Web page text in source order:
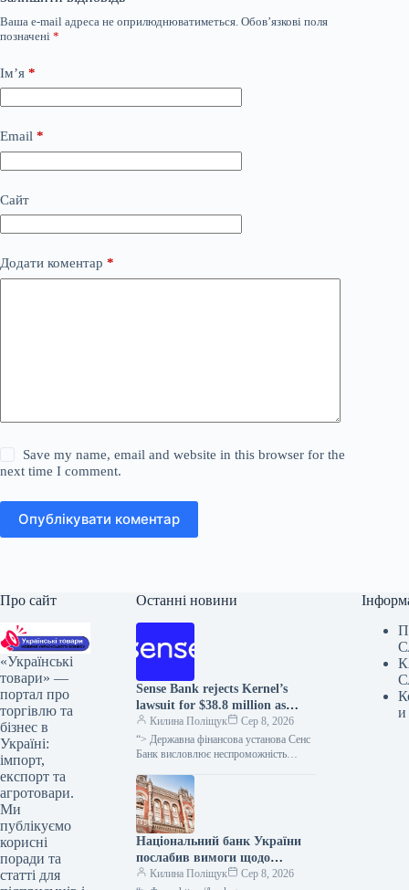
Ваша e-mail адреса не оприлюднюватиметься. Обов’язкові поля
позначені *
Ім’я *
Email *
Сайт
Додати коментар *
Save my name, email and website in this browser for the
next time I comment.
Опублікувати коментар
Про сайт
«Українські
товари» —
портал про
торгівлю та
бізнес в
Україні:
імпорт,
експорт та
агротовари.
Ми
публікуємо
корисні
поради та
статті для
Останні новини
Sense Bank rejects Kernel’s
lawsuit for $38.8 million as
unfounded.
Килина Поліщук
Сер 8, 2026
“> Державна фінансова установа Сенс
Банк висловлює неспроможність
Investments Limited, що входить до
агрогрупи “Кернел”, щодо…
Національний банк України
послабив вимоги щодо
реструктуризації позик для
Килина Поліщук
Сер 8, 2026
и